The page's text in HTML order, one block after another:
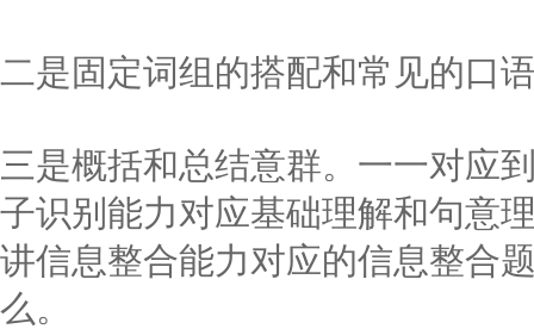
二是固定词组的搭配和常见的口
三是概括和总结意群。一一对应
子识别能力对应基础理解和句意
讲信息整合能力对应的信息整合
么。